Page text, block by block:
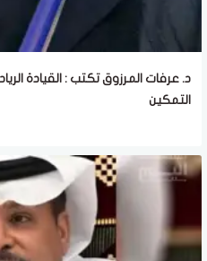
د. عرفات المرزوق تكتب : القيادة
التمكين